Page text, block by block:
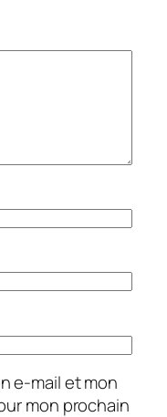
e-mail et mon
mon prochain